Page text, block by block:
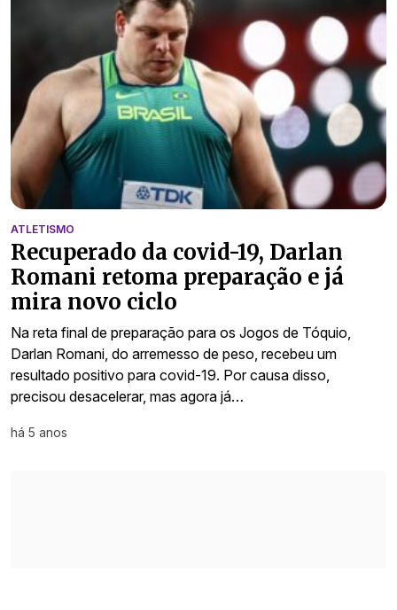
ATLETISMO
Recuperado da covid-19, Darlan
Romani retoma preparação e já
mira novo ciclo
Na reta final de preparação para os Jogos de Tóquio,
Darlan Romani, do arremesso de peso, recebeu um
resultado positivo para covid-19. Por causa disso,
precisou desacelerar, mas agora já…
há 5 anos